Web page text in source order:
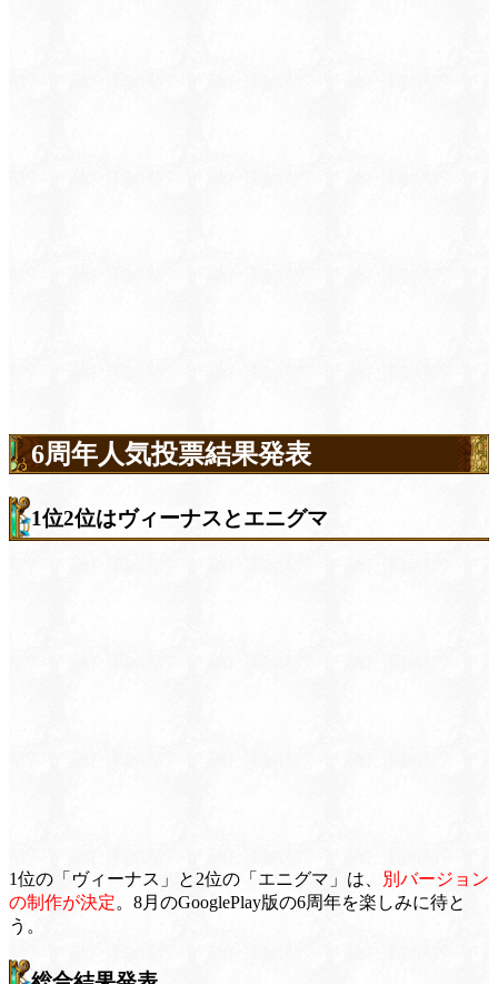
6周年人気投票結果発表
1位2位はヴィーナスとエニグマ
1位の「ヴィーナス」と2位の「エニグマ」は、
別バージョン
の制作が決定。8月のGooglePlay版の6周年を楽しみに待と
う。